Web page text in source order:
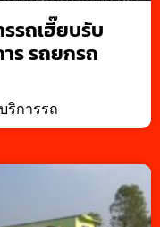
รถเฮี๊ยบรับ
าร รถยกรถ
ริการรถ